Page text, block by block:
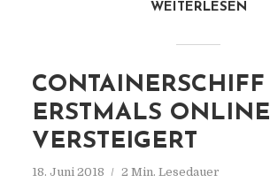
WEITERLESEN
CONTAINERSCHIFF
ERSTMALS ONLINE
VERSTEIGERT
18. Juni 2018 2 Min. Lesedauer